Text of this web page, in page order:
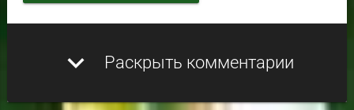
expand_more Раскрыть комментарии